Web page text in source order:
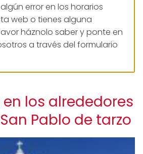
error en los horarios
web o tienes alguna
háznolo saber y ponte en
a través del formulario
en los alrededores
Pablo de tarzo